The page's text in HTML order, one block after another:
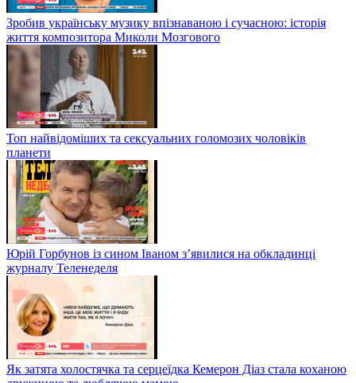
Зробив українську музику впізнаваною і сучасною: історія
життя композитора Миколи Мозгового
Топ найвідоміших та сексуальних голомозих чоловіків
планети
Юрій Горбунов із сином Іваном з’явилися на обкладинці
журналу Теленеделя
Як затята холостячка та серцеїдка Кемерон Діаз стала коханою